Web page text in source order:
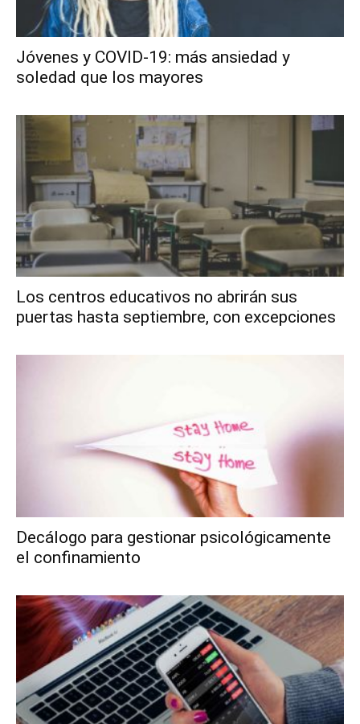
Jóvenes y COVID-19: más ansiedad y
soledad que los mayores
Los centros educativos no abrirán sus
puertas hasta septiembre, con excepciones
Decálogo para gestionar psicológicamente
el confinamiento